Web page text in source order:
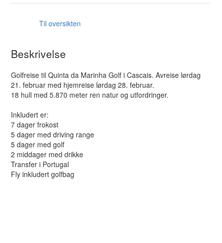
Til oversikten
Beskrivelse
Golfreise til Quinta da Marinha Golf i Cascais. Avreise lørdag
21. februar med hjemreise lørdag 28. februar.
18 hull med 5.870 meter ren natur og utfordringer.
Inkludert er:
7 dager frokost
5 dager med driving range
5 dager med golf
2 middager med drikke
Transfer i Portugal
Fly inkludert golfbag